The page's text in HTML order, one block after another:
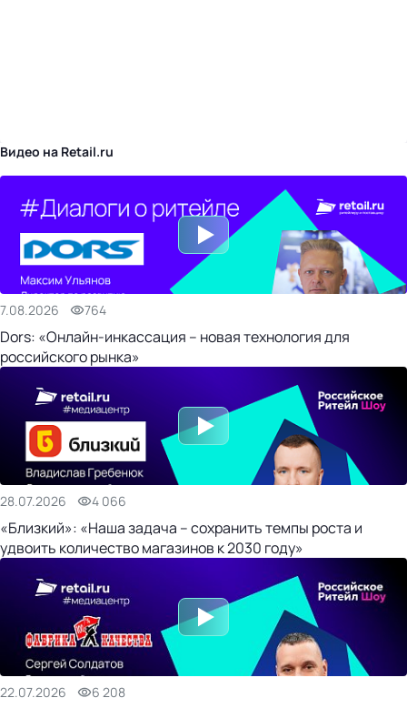
Видео на Retail.ru
7.08.2026 764
Dors: «Онлайн-инкассация – новая технология для
российского рынка»
28.07.2026 4 066
«Близкий»: «Наша задача – сохранить темпы роста и
удвоить количество магазинов к 2030 году»
22.07.2026 6 208